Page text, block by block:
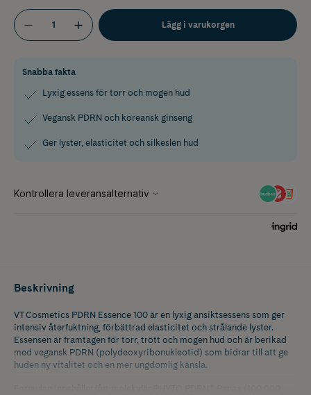
Lägg i varukorgen
Snabba fakta
Lyxig essens för torr och mogen hud
Vegansk PDRN och koreansk ginseng
Ger lyster, elasticitet och silkeslen hud
Beskrivning
VT Cosmetics PDRN Essence 100 är en lyxig ansiktsessens som ger
intensiv återfuktning, förbättrad elasticitet och strålande lyster.
Essensen är framtagen för torr, trött och mogen hud och är berikad
med vegansk PDRN (polydeoxyribonukleotid) som bidrar till att ge
huden ny vitalitet och en mer ungdomlig känsla.